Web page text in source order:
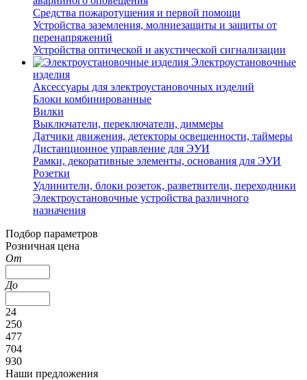
Средства пожаротушения и первой помощи
Устройства заземления, молниезащиты и защиты от
перенапряжений
Устройства оптической и акустической сигнализации
Электроустановочные
изделия
Аксессуары для электроустановочных изделий
Блоки комбинированные
Вилки
Выключатели, переключатели, диммеры
Датчики движения, детекторы освещенности, таймеры
Дистанционное управление для ЭУИ
Рамки, декоративные элементы, основания для ЭУИ
Розетки
Удлинители, блоки розеток, разветвители, переходники
Электроустановочные устройства различного
назначения
Подбор параметров
Розничная цена
От
До
24
250
477
704
930
Наши предложения